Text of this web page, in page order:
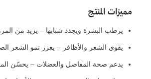
مميزات المنتج
يرطب البشرة ويجدد شبابها – يزيد من
يقوي الشعر والأظافر – يعزز نمو الشعر
يدعم صحة المفاصل والعضلات – يحسّن